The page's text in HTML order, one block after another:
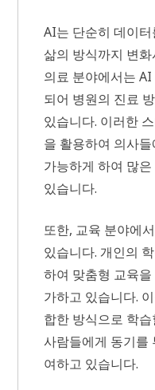
AI는 단순히 데이
삶의 방식까지 변
의료 분야에서는
되어 병원의 진료
있습니다. 이러한
을 활용하여 의사
가능하게 하여 많
있습니다.
또한, 교육 분야에
있습니다. 개인의
하여 맞춤형 교육
가하고 있습니다.
합한 방식으로 학
사람들에게 동기를
여하고 있습니다.